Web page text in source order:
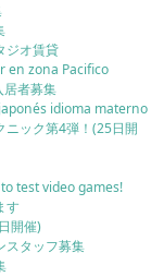
ジオ賃貸
en zona Pacifico
居者募集
idioma materno
ニック第4弾！(25日開
test video games!
す
開催)
スタッフ募集